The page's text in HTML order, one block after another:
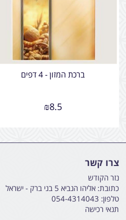
ברכת המזון - 4 דפים
₪8.5
צרו קשר
נזר הקודש
כתובת: אליהו הנביא 5 בני ברק - ישראל
טלפון: 054-4314043
תנאי רכישה